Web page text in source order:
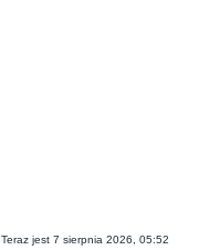
Teraz jest 7 sierpnia 2026, 05:52